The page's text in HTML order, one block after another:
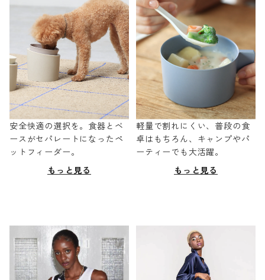
安全快適の選択を。食器とベ
ースがセパレートになったペ
ットフィーダー。
もっと見る
軽量で割れにくい、普段の食
卓はもちろん、キャンプやパ
ーティーでも大活躍。
もっと見る